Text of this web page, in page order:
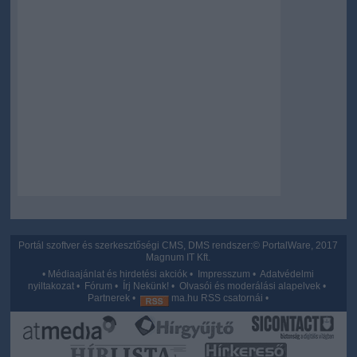
Portál szoftver és szerkesztőségi CMS, DMS rendszer:© PortalWare, 2017
Magnum IT Kft.
• Médiaajánlat és hirdetési akciók • Impresszum •Adatvédelmi
nyiltakozat • Fórum • Írj Nekünk! •Olvasói és moderálási alapelvek •
Partnerek • ma.hu RSS csatornái •